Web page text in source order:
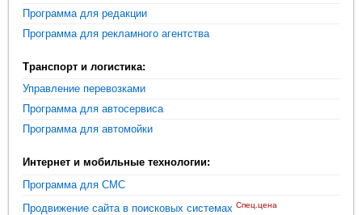
Программа для редакции
Программа для рекламного агентства
Транспорт и логистика:
Управление перевозками
Программа для автосервиса
Программа для автомойки
Интернет и мобильные технологии:
Программа для СМС
Продвижение сайта в поисковых системах Спец.цена